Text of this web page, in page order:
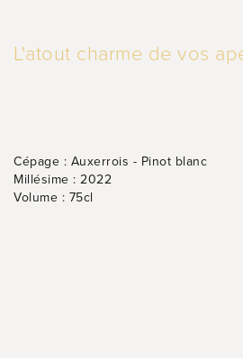
L'atout charme de vos
Cépage : Auxerrois - Pinot blanc
Millésime : 2022
Volume : 75cl